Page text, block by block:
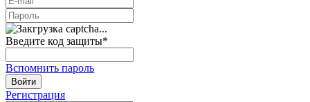
Введите код защиты*
Вспомнить пароль
Войти
Регистрация